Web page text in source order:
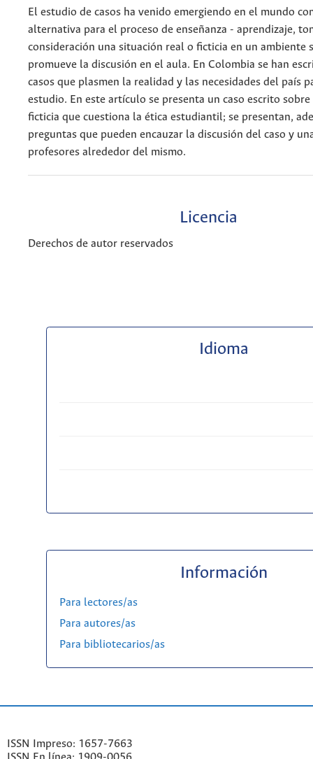
El estudio de casos ha venido emergiendo en el mundo
alternativa para el proceso de enseñanza - aprendizaje,
consideración una situación real o ficticia en un ambiente
promueve la discusión en el aula. En Colombia se han
casos que plasmen la realidad y las necesidades del país
estudio. En este artículo se presenta un caso escrito
ficticia que cuestiona la ética estudiantil; se presentan,
preguntas que pueden encauzar la discusión del caso y
profesores alrededor del mismo.
Licencia
Derechos de autor reservados
Idioma
Información
Para lectores/as
Para autores/as
Para bibliotecarios/as
ISSN Impreso: 1657-7663